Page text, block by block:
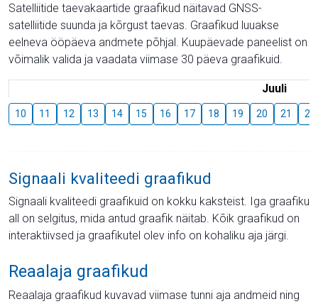
Satelliitide taevakaartide graafikud näitavad GNSS-
satelliitide suunda ja kõrgust taevas. Graafikud luuakse
eelneva ööpäeva andmete põhjal. Kuupäevade paneelist on
võimalik valida ja vaadata viimase 30 päeva graafikuid.
Juuli
10 11 12 13 14 15 16 17 18 19 20 21 22
Signaali kvaliteedi graafikud
Signaali kvaliteedi graafikuid on kokku kaksteist. Iga graafiku
all on selgitus, mida antud graafik näitab. Kõik graafikud on
interaktiivsed ja graafikutel olev info on kohaliku aja järgi.
Reaalaja graafikud
Reaalaja graafikud kuvavad viimase tunni aja andmeid ning